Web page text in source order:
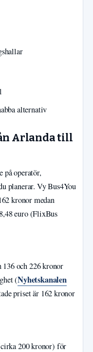
alternativ
Arlanda till
på operatör,
planerar. Vy Bus4You
kronor medan
euro (FlixBus
och 226 kronor
(Nyhetskanalen
priset är 162 kronor
200 kronor) för